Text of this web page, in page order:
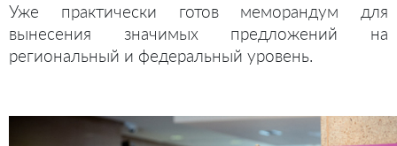
Уже практически готов меморандум для
вынесения значимых предложений на
региональный и федеральный уровень.